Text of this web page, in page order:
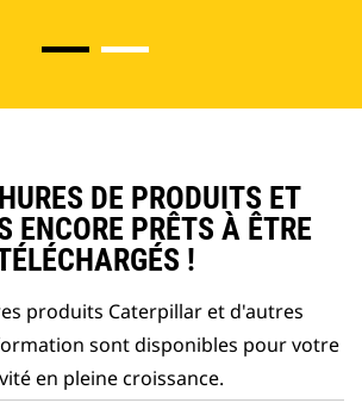
DE PRODUITS ET
ENCORE PRÊTS À ÊTRE
!
produits Caterpillar et d'autres
sont disponibles pour votre
en pleine croissance.